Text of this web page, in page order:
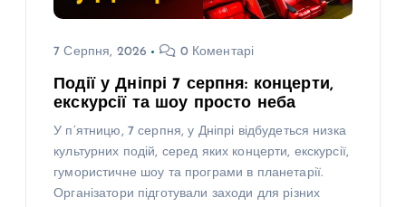
7 Серпня, 2026 0 Коментарі
Події у Дніпрі 7 серпня: концерти,
екскурсії та шоу просто неба
У п’ятницю, 7 серпня, у Дніпрі відбудеться низка
культурних подій, серед яких концерти, екскурсії,
гумористичне шоу та програми в планетарії.
Організатори підготували заходи для різних